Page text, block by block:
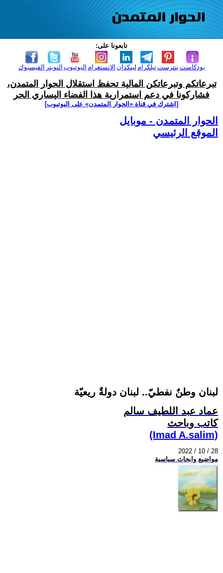
تابعونا على:
الفيسبوك التويتر اليوتيوب الانستغرام لينكدإن تيلكرامبنترست بودكاست
تبرعاتكم وتبرعاتكن المالية تحفظ استقلال الحوار المتمدن،
فشاركونا في دعم استمرارية هذا الفضاء اليساري الحر
[اشترك في قناة ‫«الحوار المتمدن» على اليوتيوب]
الحوار المتمدن - موبايل
الموقع الرئيسي
لبنان وطنٌ نفطيّ.. لبنان دولةٌ ريعيّة
عماد عبد اللطيف سالم
كاتب وباحث
(Imad A.salim)
2022 / 10 / 28
مواضيع وابحاث سياسية